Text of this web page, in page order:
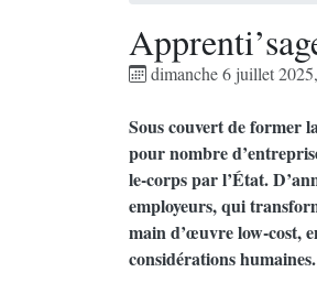
dimanche 6 juillet 2025,
Sous couvert de former
pour nombre
le-corps par l’État.
employeurs, qui
main d’œuvre low-cost,
considérations humaines.